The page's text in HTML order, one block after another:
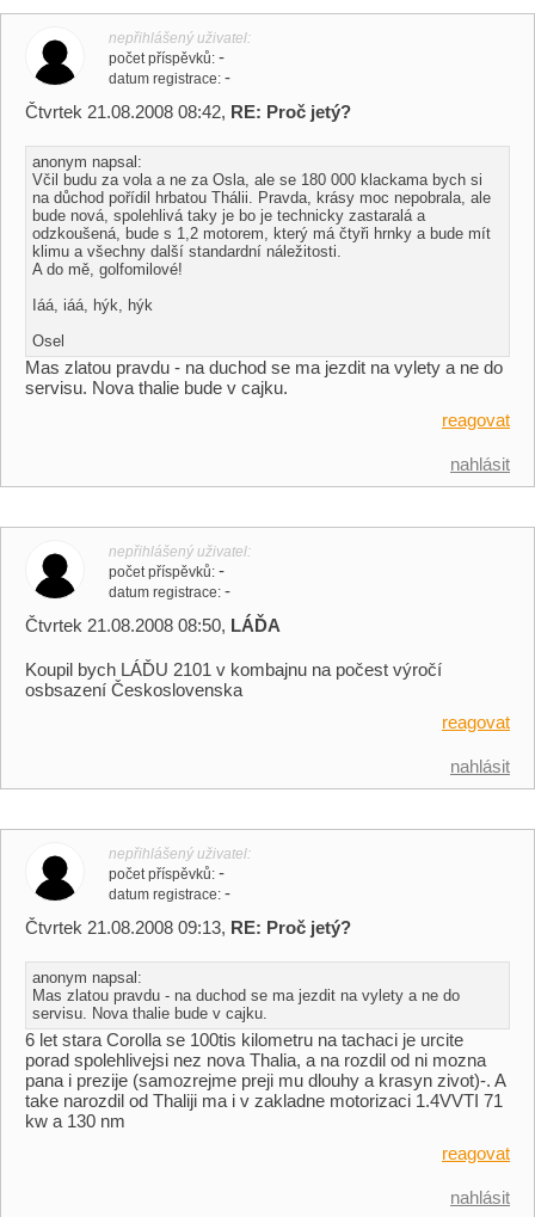
nepřihlášený uživatel
počet příspěvků -
datum registrace -
Čtvrtek 21.08.2008 08:42, RE: Proč jetý?
anonym napsal:
Včil budu za vola a ne za Osla, ale se 180 000 klackama bych si
na důchod pořídil hrbatou Thálii. Pravda, krásy moc nepobrala, ale
bude nová, spolehlivá taky je bo je technicky zastaralá a
odzkoušená, bude s 1,2 motorem, který má čtyři hrnky a bude mít
klimu a všechny další standardní náležitosti.
A do mě, golfomilové!
Iáá, iáá, hýk, hýk
Osel
Mas zlatou pravdu - na duchod se ma jezdit na vylety a ne do
servisu. Nova thalie bude v cajku.
reagovat
nahlásit
nepřihlášený uživatel
počet příspěvků -
datum registrace -
Čtvrtek 21.08.2008 08:50, LÁĎA
Koupil bych LÁĎU 2101 v kombajnu na počest výročí
osbsazení Československa
reagovat
nahlásit
nepřihlášený uživatel
počet příspěvků -
datum registrace -
Čtvrtek 21.08.2008 09:13, RE: Proč jetý?
anonym napsal:
Mas zlatou pravdu - na duchod se ma jezdit na vylety a ne do
servisu. Nova thalie bude v cajku.
6 let stara Corolla se 100tis kilometru na tachaci je urcite
porad spolehlivejsi nez nova Thalia, a na rozdil od ni mozna
pana i prezije (samozrejme preji mu dlouhy a krasyn zivot)-. A
take narozdil od Thaliji ma i v zakladne motorizaci 1.4VVTI 71
kw a 130 nm
reagovat
nahlásit